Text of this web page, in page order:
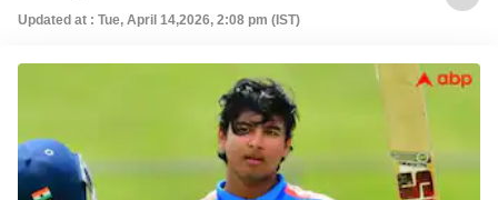
Updated at : Tue, April 14,2026, 2:08 pm (IST)